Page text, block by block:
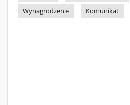
Wynagrodzenie
Komunikat